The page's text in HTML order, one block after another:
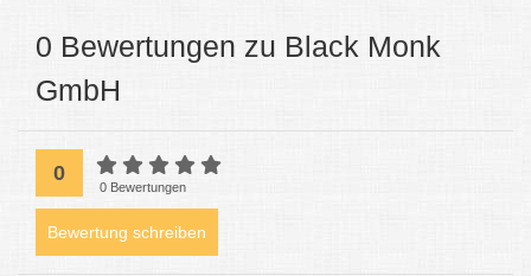
0 Bewertungen zu Black Monk
GmbH
0
0 Bewertungen
Bewertung schreiben